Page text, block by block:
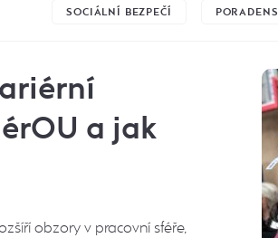
SOCIÁLNÍ BEZPEČÍ
a jak
obzory v pracovní sféře,